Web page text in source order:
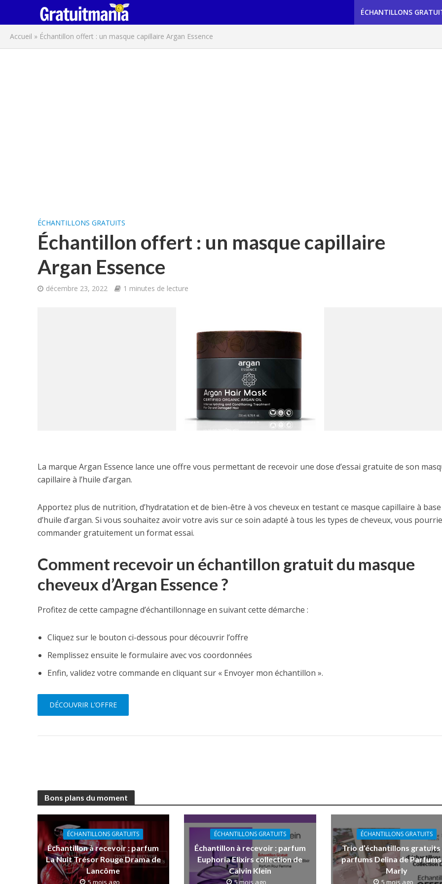
ÉCHANTILLONS
Accueil » Échantillon offert : un masque capillaire Argan Essence
ÉCHANTILLONS GRATUITS
Échantillon offert : un masque capillaire
Argan Essence
décembre 23, 2022 1 minutes de lecture
La marque Argan Essence lance une offre vous permettant de recevoir une dose d’essai gratuite de son
capillaire à l’huile d’argan.
Apportez plus de nutrition, d’hydratation et de bien-être à vos cheveux en testant ce masque capillaire à base
d’huile d’argan. Si vous souhaitez avoir votre avis sur ce soin adapté à tous les types de cheveux, vous
commander gratuitement un format essai.
Comment recevoir un échantillon gratuit du masque
cheveux d’Argan Essence ?
Profitez de cette campagne d’échantillonnage en suivant cette démarche :
Cliquez sur le bouton ci-dessous pour découvrir l’offre
Remplissez ensuite le formulaire avec vos coordonnées
Enfin, validez votre commande en cliquant sur « Envoyer mon échantillon ».
DÉCOUVRIR L’OFFRE
Bons plans du moment
ÉCHANTILLONS GRATUITS
Échantillon à recevoir : parfum
La Nuit Trésor Rouge Drama de
Lancôme
5 mois ago
ÉCHANTILLONS GRATUITS
Échantillon à recevoir : parfum
Euphoria Elixirs collection de
Calvin Klein
5 mois ago
ÉCHANTILLONS GRATUITS
Trio d’échantillons gratuits
parfums Delina de
Marly
5 mois ago